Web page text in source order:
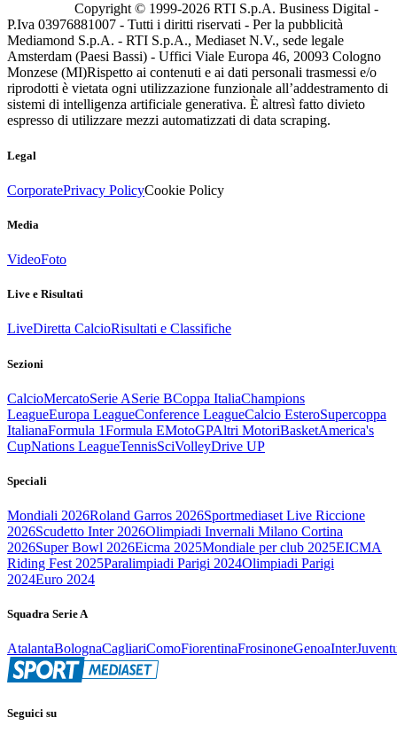
Copyright © 1999-2026 RTI S.p.A. Business Digital -
P.Iva 03976881007 - Tutti i diritti riservati - Per la pubblicità
Mediamond S.p.A. - RTI S.p.A., Mediaset N.V., sede legale
Amsterdam (Paesi Bassi) - Uffici Viale Europa 46, 20093 Cologno
Monzese (MI)Rispetto ai contenuti e ai dati personali trasmessi e/o
riprodotti è vietata ogni utilizzazione funzionale all’addestramento di
sistemi di intelligenza artificiale generativa. È altresì fatto divieto
espresso di utilizzare mezzi automatizzati di data scraping.
Legal
CorporatePrivacy PolicyCookie Policy
Media
VideoFoto
Live e Risultati
LiveDiretta CalcioRisultati e Classifiche
Sezioni
CalcioMercatoSerie ASerie BCoppa ItaliaChampions
LeagueEuropa LeagueConference LeagueCalcio EsteroSupercoppa
ItalianaFormula 1Formula EMotoGPAltri MotoriBasketAmerica's
CupNations LeagueTennisSciVolleyDrive UP
Speciali
Mondiali 2026Roland Garros 2026Sportmediaset Live Riccione
2026Scudetto Inter 2026Olimpiadi Invernali Milano Cortina
2026Super Bowl 2026Eicma 2025Mondiale per club 2025EICMA
Riding Fest 2025Paralimpiadi Parigi 2024Olimpiadi Parigi
2024Euro 2024
Squadra Serie A
AtalantaBolognaCagliariComoFiorentinaFrosinoneGenoaInter
Seguici su